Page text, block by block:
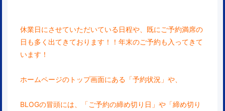
休業日にさせていただいている日程や、既にご予約満席の
日も多く出てきております！！年末のご予約も入ってきて
います！
ホームページのトップ画面にある「予約状況」や、
BLOGの冒頭には、「ご予約の締め切り日」や「締め切り